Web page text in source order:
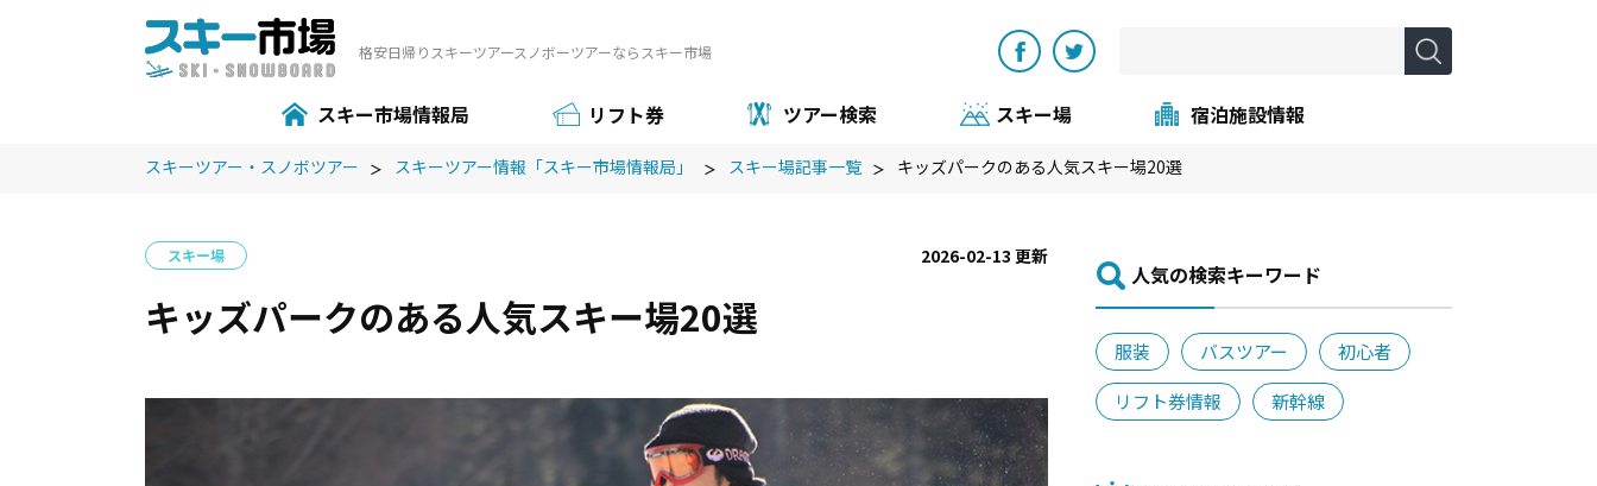
格安⽇帰りスキーツアースノボーツアーならスキー市場
スキー市場情報局 リフト券 ツアー検索 スキー場 宿泊施設情報
スキーツアー・スノボツアー スキーツアー情報「スキー市場情報局」 スキー場記事一覧 キッズパークのある人気スキー場20選
スキー場 2026-02-13 更新
キッズパークのある人気スキー場20選
⼈気の検索キーワード
服装 バスツアー
初心者
リフト券情報
新幹線